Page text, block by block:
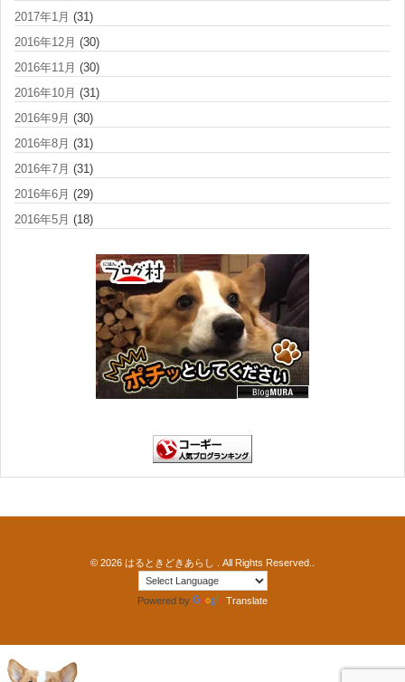
2017年1月 (31)
2016年12月 (30)
2016年11月 (30)
2016年10月 (31)
2016年9月 (30)
2016年8月 (31)
2016年7月 (31)
2016年6月 (29)
2016年5月 (18)
© 2026 はるときどきあらし . All Rights Reserved..
Powered by Translate